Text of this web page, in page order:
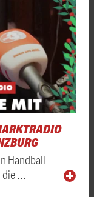
Handball
die …